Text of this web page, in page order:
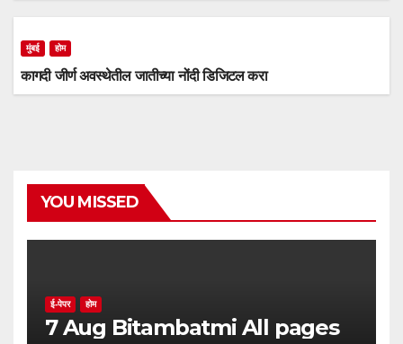
मुंबई होम
कागदी जीर्ण अवस्थेतील जातीच्या नोंदी डिजिटल करा
YOU MISSED
ई-पेपर होम
7 Aug Bitambatmi All pages